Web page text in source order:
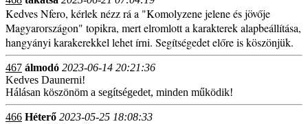
Kedves Nfero, kérlek nézz rá a "Komolyzene jelene és jövője
Magyarországon" topikra, mert elromlott a karakterek alapbeállítása,
hangyányi karakerekkel lehet írni. Segítségedet előre is köszönjük.
467 álmodó 2023-06-14 20:21:36
Kedves Daunerni!
Hálásan köszönöm a segítségedet, minden működik!
466 Héterő 2023-05-25 18:08:33